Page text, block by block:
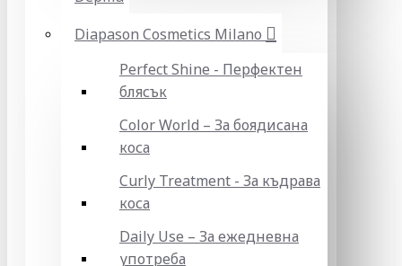
Diapason Cosmetics Milano
Perfect Shine - Перфектен
блясък
Color World – За боядисана
коса
Curly Treatment - За къдрава
коса
Daily Use – За ежедневна
употреба